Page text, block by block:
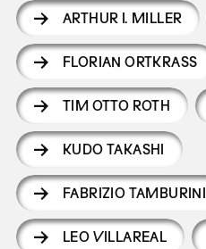
ARTHUR I. MILLER
FLORIAN ORTKRASS
TIM OTTO ROTH
KUDO TAKASHI
FABRIZIO TAMBURINI
LEO VILLAREAL